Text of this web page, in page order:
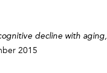
decline with aging,
2015